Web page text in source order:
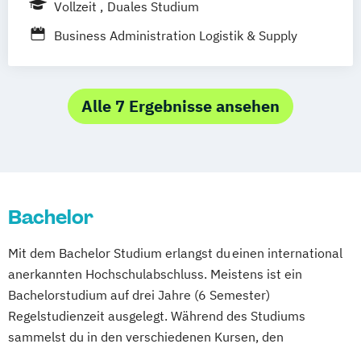
Vollzeit
Duales Studium
Business Administration Logistik & Supply
Alle 7 Ergebnisse ansehen
Bachelor
Mit dem Bachelor Studium erlangst du einen international
anerkannten Hochschulabschluss. Meistens ist ein
Bachelorstudium auf drei Jahre (6 Semester)
Regelstudienzeit ausgelegt. Während des Studiums
sammelst du in den verschiedenen Kursen, den